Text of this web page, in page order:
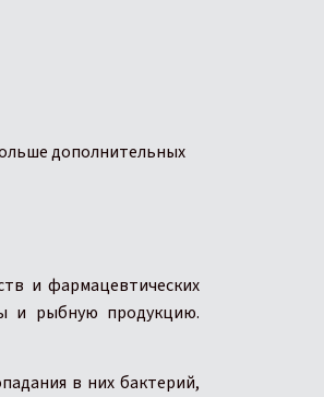
дополнительных
и фармацевтических
и рыбную продукцию.
в них бактерий,